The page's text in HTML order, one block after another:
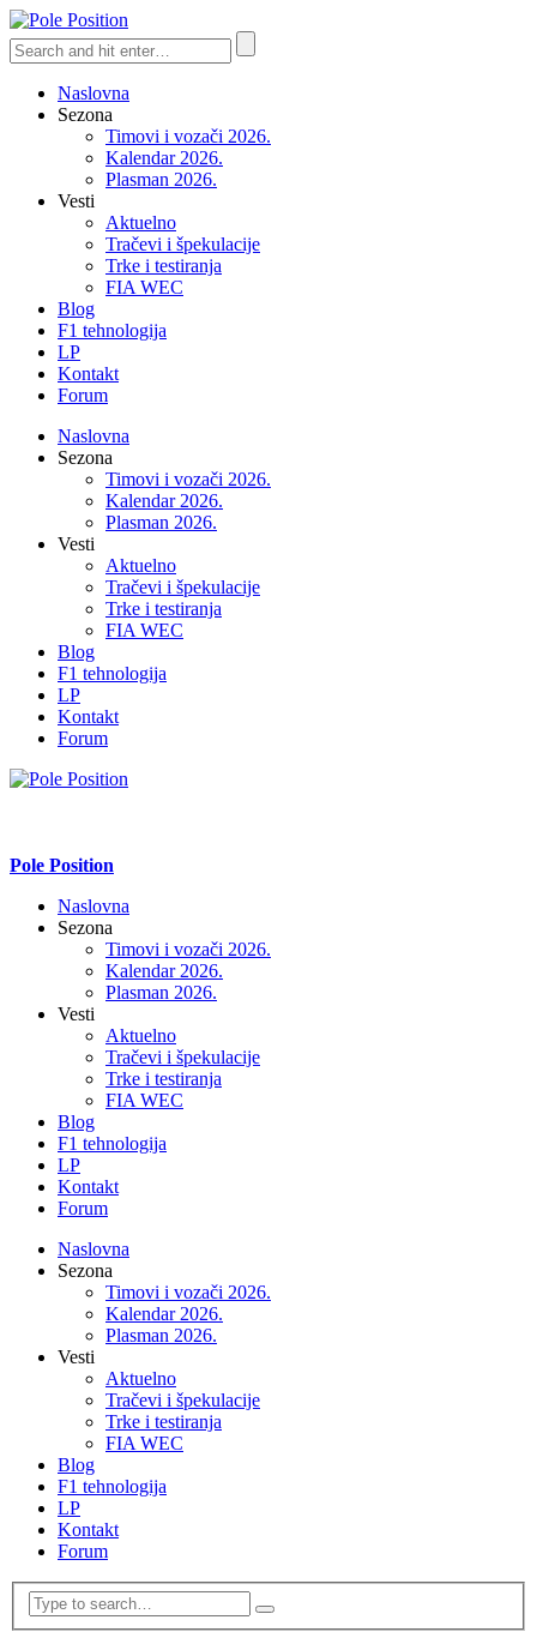
Naslovna
Sezona
Timovi i vozači 2026.
Kalendar 2026.
Plasman 2026.
Vesti
Aktuelno
Tračevi i špekulacije
Trke i testiranja
FIA WEC
Blog
F1 tehnologija
LP
Kontakt
Forum
Naslovna
Sezona
Timovi i vozači 2026.
Kalendar 2026.
Plasman 2026.
Vesti
Aktuelno
Tračevi i špekulacije
Trke i testiranja
FIA WEC
Blog
F1 tehnologija
LP
Kontakt
Forum
Pole Position
Naslovna
Sezona
Timovi i vozači 2026.
Kalendar 2026.
Plasman 2026.
Vesti
Aktuelno
Tračevi i špekulacije
Trke i testiranja
FIA WEC
Blog
F1 tehnologija
LP
Kontakt
Forum
Naslovna
Sezona
Timovi i vozači 2026.
Kalendar 2026.
Plasman 2026.
Vesti
Aktuelno
Tračevi i špekulacije
Trke i testiranja
FIA WEC
Blog
F1 tehnologija
LP
Kontakt
Forum